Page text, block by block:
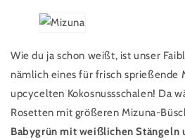
Wie du ja schon weißt, ist unser
nämlich eines für frisch sprießende
upcycelten Kokosnussschalen! Da
Rosetten mit größeren Mizuna-
Babygrün mit weißlichen Stängeln